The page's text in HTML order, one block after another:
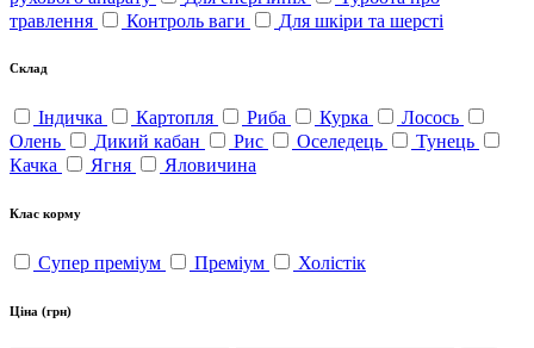
травлення
Контроль ваги Для шкіри та шерсті
Склад
Індичка Картопля Риба Курка
Лосось
Олень
Дикий кабан Рис Оселедець
Тунець
Качка
Ягня Яловичина
Клас корму
Супер преміум Преміум Холістік
Ціна (грн)